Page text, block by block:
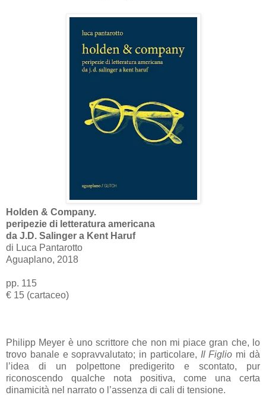
Holden & Company.
peripezie di letteratura americana
da J.D. Salinger a Kent Haruf
di Luca Pantarotto
Aguaplano, 2018
pp. 115
€ 15 (cartaceo)
Philipp Meyer è uno scrittore che non mi piace gran che, lo
trovo banale e sopravvalutato; in particolare, Il Figlio mi dà
l’idea di un polpettone predigerito e scontato, pur
riconoscendo qualche nota positiva, come una certa
dinamicità nel narrato o l’assenza di cali di tensione.